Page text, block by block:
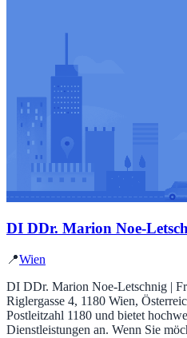
DI DDr. Marion Noe-
📍Wien
DI DDr. Marion Noe-Letschnig |
Riglergasse 4, 1180 Wien,
Postleitzahl 1180 und bietet
Dienstleistungen an. Wenn Sie